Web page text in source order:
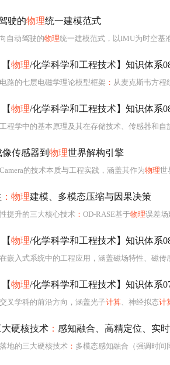
驶的物理统一建模范式
自动驾驶的物理统一建模范式，以IMU为时空基准构建四模态（相机、激
物理/化学科学和工程技术】知识体系081
路的七层电磁学理论模型框架 ： 从麦克斯韦方程
物理/化学科学和工程技术】知识体系
像传感器到 物理世界解构引擎
的技术本质与工程实践，涵盖其作为物理世界解构引
：物理建模、多模态压缩与因果决策
提升的三大核心技术 ： OD-RASE基于物理误差场建模提升感知鲁棒性；EMC2通过跨模态语义锚点
物理/化学科学和工程技术】知识体系
物理/化学科学和工程技术】知识体
叉学科的前沿方向，涵盖光子计算、神经拟态计
硬核技术 ： 感知融合、高精定位、实
地的三大硬核技术 ： 多模态感知融合（强调时间同步、空间标定与传统+学习双轨架构）、高精定位与地图协同（涵盖GNSS短板应对、IMU振动噪声抑制及轻地图约